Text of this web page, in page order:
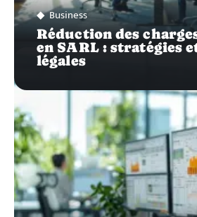
Business
Réduction des
en SARL : stratégies
légales